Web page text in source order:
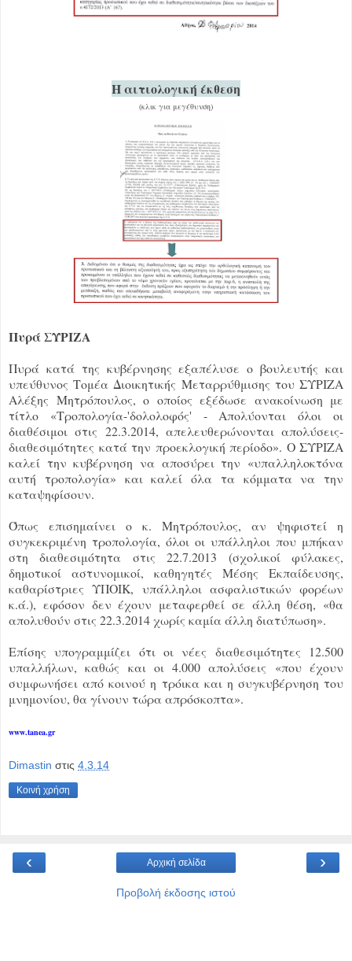
Η αιτιολογική έκθεση
(κλικ για μεγέθυνση)
Πυρά ΣΥΡΙΖΑ
Πυρά κατά της κυβέρνησης εξαπέλυσε ο βουλευτής και
υπεύθυνος Τομέα Διοικητικής Μεταρρύθμισης του ΣΥΡΙΖΑ
Αλέξης Μητρόπουλος, ο οποίος εξέδωσε ανακοίνωση με
τίτλο «Τροπολογία-'δολολοφός' - Απολύονται όλοι οι
διαθέσιμοι στις 22.3.2014, απελευθερώνονται απολύσεις-
διαθεσιμότητες κατά την προεκλογική περίοδο». Ο ΣΥΡΙΖΑ
καλεί την κυβέρνηση να αποσύρει την «υπαλληλοκτόνα
αυτή τροπολογία» και καλεί όλα τα κόμματα να την
καταψηφίσουν.
Όπως επισημαίνει ο κ. Μητρόπουλος, αν ψηφιστεί η
συγκεκριμένη τροπολογία, όλοι οι υπάλληλοι που μπήκαν
στη διαθεσιμότητα στις 22.7.2013 (σχολικοί φύλακες,
δημοτικοί αστυνομικοί, καθηγητές Μέσης Εκπαίδευσης,
καθαρίστριες ΥΠΟΙΚ, υπάλληλοι ασφαλιστικών φορέων
κ.ά.), εφόσον δεν έχουν μεταφερθεί σε άλλη θέση, «θα
απολυθούν στις 22.3.2014 χωρίς καμία άλλη διατύπωση».
Επίσης υπογραμμίζει ότι οι νέες διαθεσιμότητες 12.500
υπαλλήλων, καθώς και οι 4.000 απολύσεις «που έχουν
συμφωνήσει από κοινού η τρόικα και η συγκυβέρνηση του
μνημονίου, θα γίνουν τώρα απρόσκοπτα».
www.tanea.gr
Dimastin στις 4.3.14
Κοινή χρήση
‹ ›
Αρχική σελίδα
Προβολή έκδοσης ιστού